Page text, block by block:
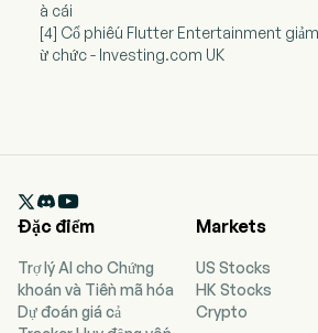
à cái
[4] Cổ phiếu Flutter Entertainment
ừ chức - Investing.com UK

Đặc điểm
Trợ lý AI cho Chứng
khoán và Tiền mã hóa
Dự đoán giá cả
Markets
US Stocks
HK Stocks
Crypto